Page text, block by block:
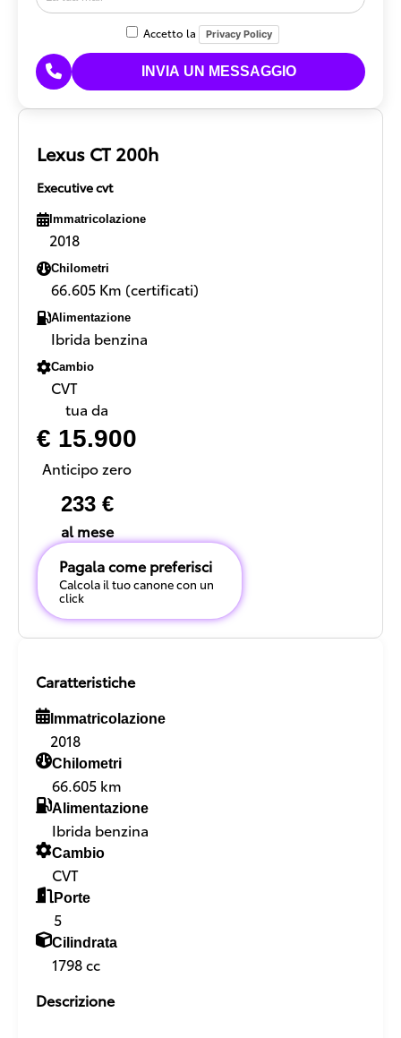
Accetto la Privacy Policy
Lexus CT 200h
Executive cvt
Immatricolazione
2018
Chilometri
66.605 Km (certificati)
Alimentazione
Ibrida benzina
Cambio
CVT
tua da
€ 15.900
Anticipo zero
233 €
al mese
Pagala come preferisci
Calcola il tuo canone con un
click
Caratteristiche
Immatricolazione
2018
Chilometri
66.605 km
Alimentazione
Ibrida benzina
Cambio
CVT
Porte
5
Cilindrata
1798 cc
Descrizione